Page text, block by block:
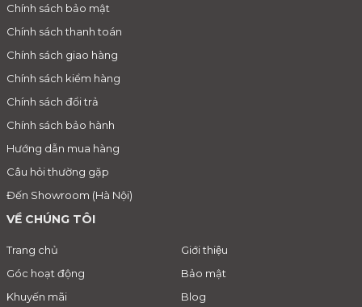
Chính sách bảo mật
Chính sách thanh toán
Chính sách giao hàng
Chính sách kiểm hàng
Chính sách đổi trả
Chính sách bảo hành
Hướng dẫn mua hàng
Câu hỏi thường gặp
Đến Showroom (Hà Nội)
VỀ CHÚNG TÔI
Trang chủ
Giới thiệu
Góc hoạt động
Bảo mật
Khuyến mãi
Blog